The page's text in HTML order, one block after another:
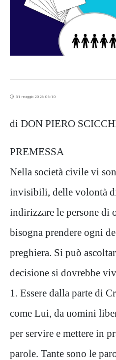
31 maggio 2026 06:10
di DON PIERO
PREMESSA
Nella società civile vi
invisibili, delle volontà
indirizzare le persone di
bisogna prendere ogni
preghiera. Si può
decisione si dovrebbe
1. Essere dalla parte di
come Lui, da uomini
per servire e mettere in
parole. Tante sono le